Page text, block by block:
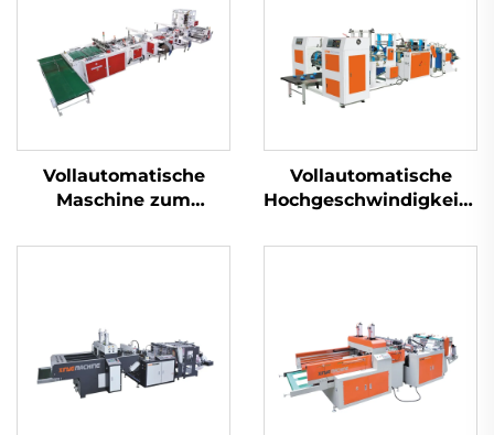
Vollautomatische
Maschine zum
Taschen mit weichem
Vollautomatische
Hochgeschwindigkeits-
Herstellung von